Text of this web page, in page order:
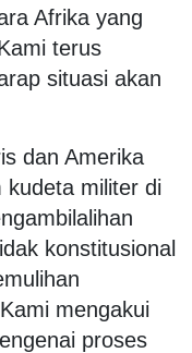
Afrika yang
terus
situasi akan
dan Amerika
kudeta militer di
konstitusional
mengakui
proses